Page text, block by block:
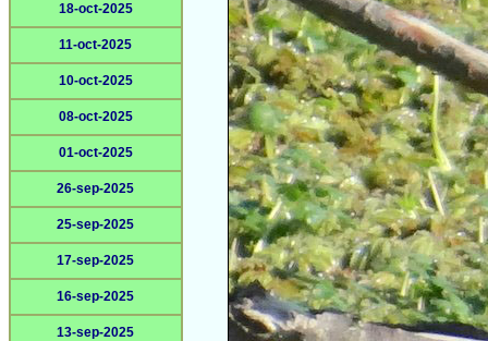
18-oct-2025
11-oct-2025
10-oct-2025
08-oct-2025
01-oct-2025
26-sep-2025
25-sep-2025
17-sep-2025
16-sep-2025
13-sep-2025